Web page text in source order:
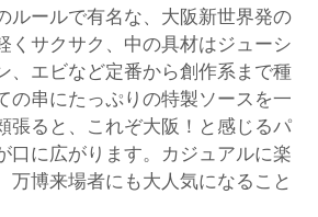
ルールで有名な、大阪新世界発の
くサクサク、中の具材はジューシ
、エビなど定番から創作系まで種
の串にたっぷりの特製ソースを一
張ると、これぞ大阪！と感じるパ
口に広がります。カジュアルに楽
万博来場者にも大人気になること